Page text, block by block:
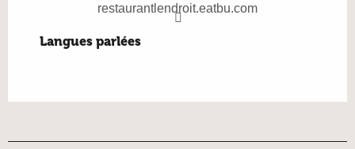
restaurantlendroit.eatbu.com
Langues parlées
Langues parlées